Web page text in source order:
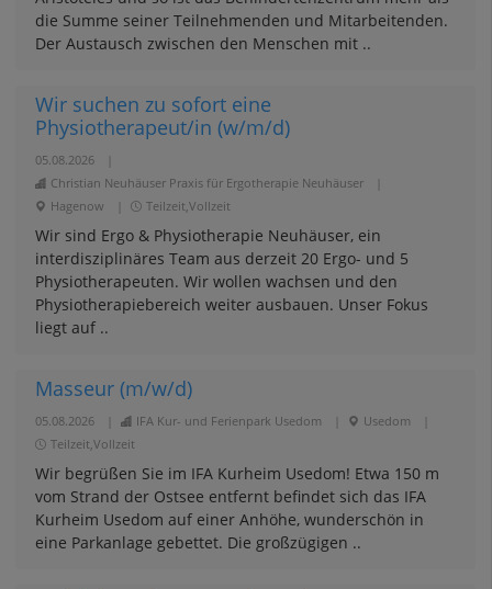
die Summe seiner Teilnehmenden und Mitarbeitenden.
Der Austausch zwischen den Menschen mit ..
Wir suchen zu sofort eine
Physiotherapeut/in (w/m/d)
05.08.2026
Christian Neuhäuser Praxis für Ergotherapie Neuhäuser
Hagenow
Teilzeit,Vollzeit
Wir sind Ergo & Physiotherapie Neuhäuser, ein
interdisziplinäres Team aus derzeit 20 Ergo- und 5
Physiotherapeuten. Wir wollen wachsen und den
Physiotherapiebereich weiter ausbauen. Unser Fokus
liegt auf ..
Masseur (m/w/d)
05.08.2026 IFA Kur- und Ferienpark Usedom Usedom
Teilzeit,Vollzeit
Wir begrüßen Sie im IFA Kurheim Usedom! Etwa 150 m
vom Strand der Ostsee entfernt befindet sich das IFA
Kurheim Usedom auf einer Anhöhe, wunderschön in
eine Parkanlage gebettet. Die großzügigen ..